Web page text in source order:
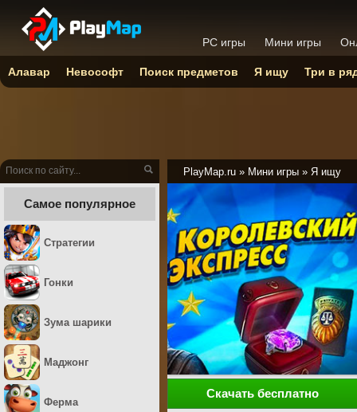
PlayMap.ru » Мини игры » Я ищу
Скачать бесплатно
Самое популярное
Стратегии
Гонки
Зума шарики
Маджонг
Ферма
PC игры Мини игры
Алавар Невософт Поиск предметов Я ищу Три в